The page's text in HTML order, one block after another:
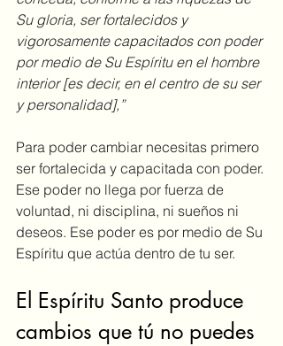
Su gloria, ser fortalecidos y
vigorosamente capacitados con poder
por medio de Su Espíritu en el hombre
interior [es decir, en el centro de su ser
y personalidad],”
Para poder cambiar necesitas primero
ser fortalecida y capacitada con poder.
Ese poder no llega por fuerza de
voluntad, ni disciplina, ni sueños ni
deseos. Ese poder es por medio de Su
Espíritu que actúa dentro de tu ser.
El Espíritu Santo produce
cambios que tú no puedes